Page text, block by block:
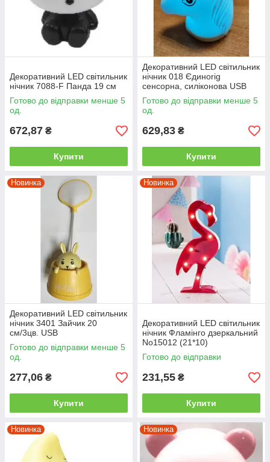
Декоративний LED світильник
нічник 7088-F Панда 19 см
Готово до відправки менше 5
од.
672,87 ₴
Купити
Декоративний LED світильник
нічник 018 Єдиноrig
сенсорна, силіконова USB
Готово до відправки менше 5
од.
629,83 ₴
Купити
Новинка
Декоративний LED світильник
нічник 3401 Зайчик 20
см/3цв. USB
Готово до відправки менше 5
од.
277,06 ₴
Купити
Новинка
Декоративний LED світильник
нічник Фламінго дзеркальний
No15012 (21*10)
Готово до відправки
231,55 ₴
Купити
Новинка Новинка